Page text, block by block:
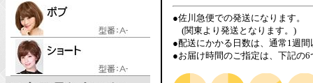
●佐川急便での発送になります。
(関東より発送となります。)
●配送にかかる日数は、通常1週
●お届け時間のご指定は、下記の